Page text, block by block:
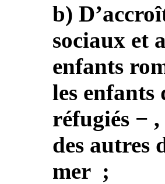
b)
sociaux et
enfants
les enfants
réfugiés −
des autres
mer ;